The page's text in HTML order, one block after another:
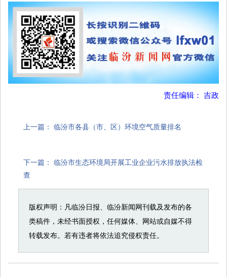
责任编辑： 吉政
上一篇： 临汾市各县（市、区）环境空气质量排名
下一篇： 临汾市生态环境局开展工业企业污水排放执法检
查
版权声明：凡临汾日报、临汾新闻网刊载及发布的各
类稿件，未经书面授权，任何媒体、网站或自媒不得
转载发布。若有违者将依法追究侵权责任。